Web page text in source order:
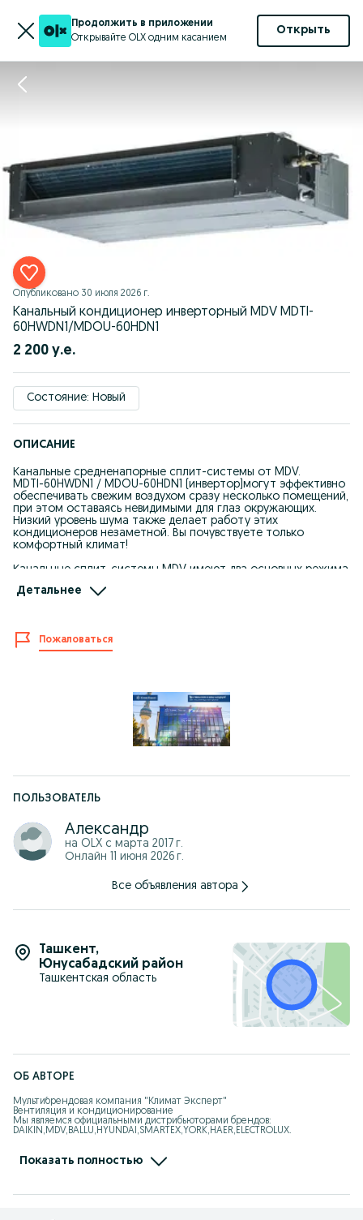
Продолжить в приложении
Открывайте OLX одним касанием
Открыть
Опубликовано 30 июля 2026 г.
Канальный кондиционер инверторный MDV MDTI-
60HWDN1/MDOU-60HDN1
2 200 у.е.
Состояние: Новый
ОПИСАНИЕ
Канальные средненапорные сплит-системы от MDV.
MDTI-60HWDN1 / MDOU-60HDN1 (инвертор)могут эффективно
обеспечивать свежим воздухом сразу несколько помещений,
при этом оставаясь невидимыми для глаз окружающих.
Низкий уровень шума также делает работу этих
кондиционеров незаметной. Вы почувствуете только
комфортный климат!
Канальные сплит-системы MDV имеют два основных режима
вентиляция без изменения температуры.
Номинальная теплопроизводительность, кВт
17,58
Электропитание внутреннего блока, В/Гц/Ф
Детальнее
Пожаловаться
ПОЛЬЗОВАТЕЛЬ
Александр
на OLX с марта 2017 г.
Онлайн 11 июня 2026 г.
Все объявления автора
Ташкент,
Юнусабадский район
Ташкентская область
ОБ АВТОРЕ
Мультибрендовая компания "Климат Эксперт"
Вентиляция и кондиционирование
Мы являемся официальными дистрибьюторами брендов:
DAIKIN,MDV,BALLU,HYUNDAI,SMARTEX,YORK,HAER,ELECTROLUX.
Тепловые завесы, Калориферы, Тепловентиялторы, Тепловые пушки,
Показать полностью